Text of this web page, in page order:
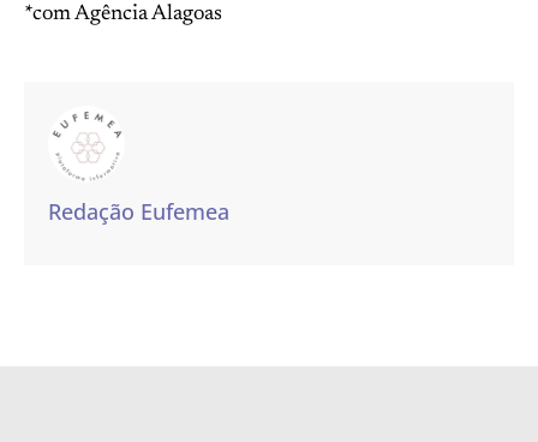
*com Agência Alagoas
Redação Eufemea